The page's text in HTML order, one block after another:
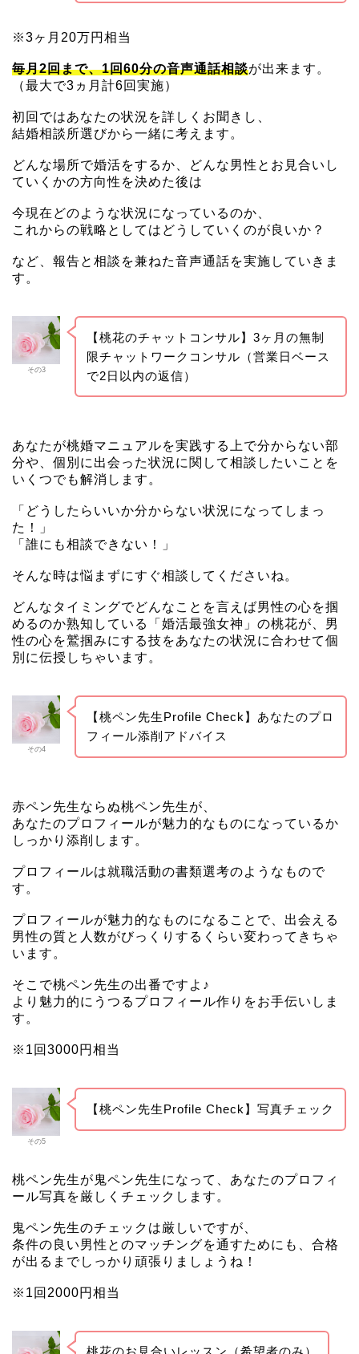
※3ヶ月20万円相当
毎月2回まで、1回60分の音声通話相談が出来ます。
（最大で3ヵ月計6回実施）
初回ではあなたの状況を詳しくお聞きし、
結婚相談所選びから一緒に考えます。
どんな場所で婚活をするか、どんな男性とお見合いし
ていくかの方向性を決めた後は
今現在どのような状況になっているのか、
これからの戦略としてはどうしていくのが良いか？
など、報告と相談を兼ねた音声通話を実施していきま
す。
その3
【桃花のチャットコンサル】3ヶ月の無制
限チャットワークコンサル（営業日ベース
で2日以内の返信）
あなたが桃婚マニュアルを実践する上で分からない部
分や、個別に出会った状況に関して相談したいことを
いくつでも解消します。
「どうしたらいいか分からない状況になってしまっ
た！」
「誰にも相談できない！」
そんな時は悩まずにすぐ相談してくださいね。
どんなタイミングでどんなことを言えば男性の心を掴
めるのか熟知している「婚活最強女神」の桃花が、男
性の心を鷲掴みにする技をあなたの状況に合わせて個
別に伝授しちゃいます。
その4
【桃ペン先生Profile Check】あなたのプロ
フィール添削アドバイス
赤ペン先生ならぬ桃ペン先生が、
あなたのプロフィールが魅力的なものになっているか
しっかり添削します。
プロフィールは就職活動の書類選考のようなもので
す。
プロフィールが魅力的なものになることで、出会える
男性の質と人数がびっくりするくらい変わってきちゃ
います。
そこで桃ペン先生の出番ですよ♪
より魅力的にうつるプロフィール作りをお手伝いしま
す。
※1回3000円相当
その5
【桃ペン先生Profile Check】写真チェック
桃ペン先生が鬼ペン先生になって、あなたのプロフィ
ール写真を厳しくチェックします。
鬼ペン先生のチェックは厳しいですが、
条件の良い男性とのマッチングを通すためにも、合格
が出るまでしっかり頑張りましょうね！
※1回2000円相当